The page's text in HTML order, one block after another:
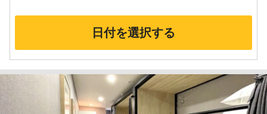
日付を選択する